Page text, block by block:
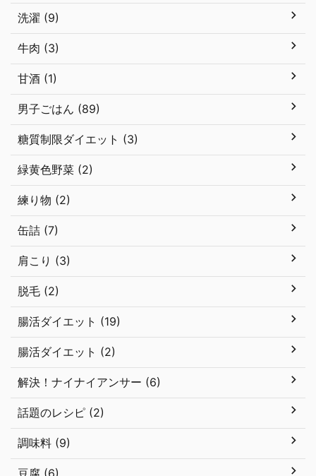
洗濯 (9)
牛肉 (3)
甘酒 (1)
男子ごはん (89)
糖質制限ダイエット (3)
緑黄色野菜 (2)
練り物 (2)
缶詰 (7)
肩こり (3)
脱毛 (2)
腸活ダイエット (19)
腸活ダイエット (2)
解決！ナイナイアンサー (6)
話題のレシピ (2)
調味料 (9)
豆腐 (6)